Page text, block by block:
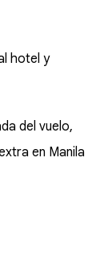
hotel y
del vuelo,
en Manila